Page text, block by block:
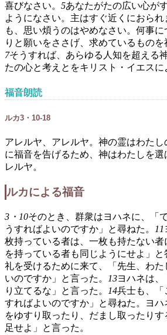
喜びなさい。 5あなたがたの広い心が
ようになさい。主はすぐ近くにおられ
も、思い煩うのはやめなさい。何事
りと願いをささげ、求めているものを
7そうすれば、あらゆる人知を超える
たの心と考えとをキリスト・イエスに
福音朗読
ルカ3・10-18
アレルヤ、アレルヤ。神の霊はわたし
に福音を告げるため、神はわたしを
レルヤ。
ルカによる福音
3・10そのとき、群衆はヨハネに、「
うすればよいのですか」と尋ねた。
11
枚持っている者は、一枚も持たない
を持っている者も同じようにせよ」と
礼を受けるために来て、「先生、わた
いのですか」と言った。
13ヨハネは
り立てるな」と言った。
14兵士も、「
すればよいのですか」と尋ねた。ヨ
をゆすり取ったり、だまし取ったり
足せよ」と言った。